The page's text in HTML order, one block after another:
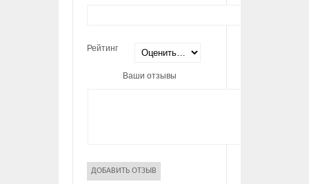
Рейтинг
Ваши отзывы